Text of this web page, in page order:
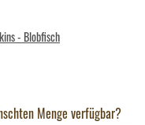
- Blobfisch
Menge verfügbar?